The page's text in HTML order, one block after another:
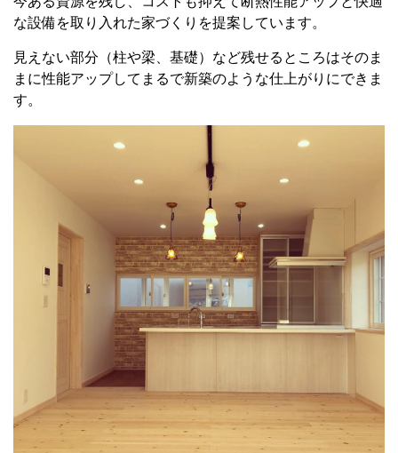
な設備を取り入れた家づくりを提案しています。
見えない部分（柱や梁、基礎）など残せるところはそのま
まに性能アップしてまるで新築のような仕上がりにできま
す。